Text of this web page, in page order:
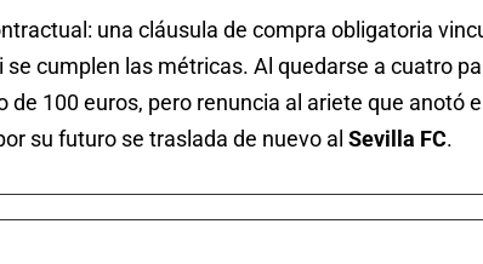
una cláusula de compra obligatoria
cumplen las métricas. Al quedarse a cuatro
de 100 euros, pero renuncia al ariete que anotó
su futuro se traslada de nuevo al Sevilla FC.